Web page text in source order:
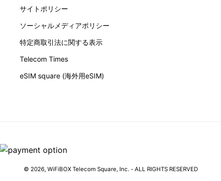
サイトポリシー
ソーシャルメディアポリシー
特定商取引法に関する表示
Telecom Times
eSIM square (海外用eSIM)
© 2026, WiFiBOXTelecom Square, Inc. - ALL RIGHTS RESERVED